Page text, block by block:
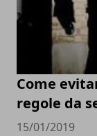
Come
regole da
15/01/2019